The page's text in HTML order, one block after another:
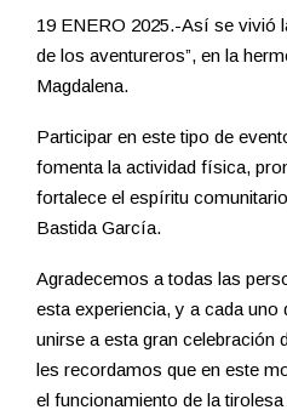
19 ENERO 2025.-Así se vivió
de los aventureros”, en la
Magdalena.
Participar en este tipo de
fomenta la actividad física,
fortalece el espíritu
Bastida García.
Agradecemos a todas las
esta experiencia, y a cada uno
unirse a esta gran celebración
les recordamos que en este
el funcionamiento de la